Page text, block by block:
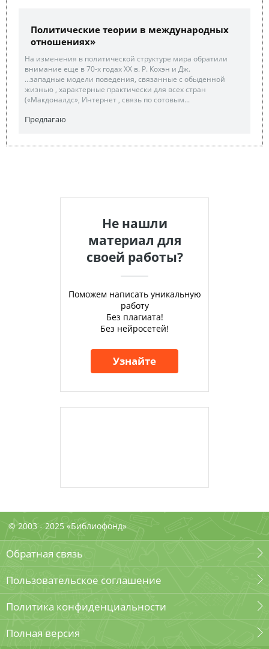
Политические теории в международных
отношениях»
На изменения в политической структуре мира обратили
внимание еще в 70-х годах ХХ в. Р. Кохэн и Дж.
...западные модели поведения, связанные с обыденной
жизнью , характерные практически для всех стран
(«Макдоналдс», Интернет , связь по сотовым...
Предлагаю
Не нашли
материал для
своей работы?
Поможем написать уникальную
работу
Без плагиата!
Без нейросетей!
Узнайте
© 2003 - 2025 «Библиофонд»
Обратная связь
Пользовательское соглашение
Политика конфиденциальности
Полная версия